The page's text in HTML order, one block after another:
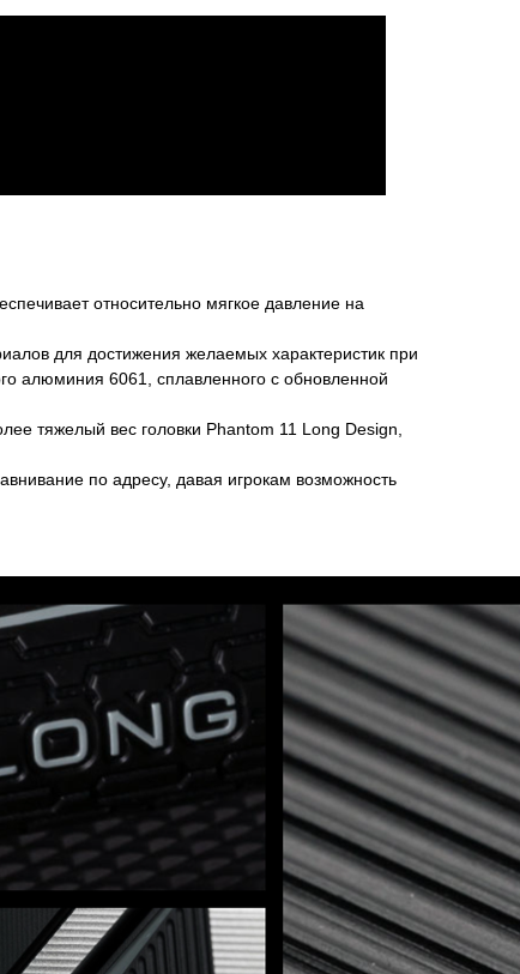
относительно мягкое давление на
для достижения желаемых характеристик при
алюминия 6061, сплавленного с обновленной
тяжелый вес головки Phantom 11 Long Design,
по адресу, давая игрокам возможность